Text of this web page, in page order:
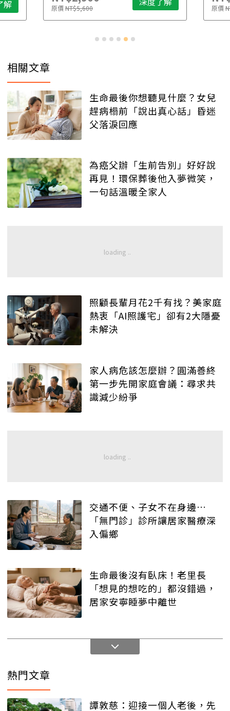
解 原價NT$5,600 原價
相關文章
生命最後你想聽見什麼？女兒
趕病榻前「說出真心話」昏迷
父落淚回應
為癌父辦「生前告別」好好說
再見！環保葬後他入夢微笑，
一句話溫暖全家人
照顧長輩月花2千有找？美家庭
熱衷「AI照護宅」卻有2大隱憂
未解決
家人病危該怎麼辦？圓滿善終
第一步先開家庭會議：尋求共
識減少紛爭
交通不便、子女不在身邊…
「無門診」診所讓居家醫療深
入偏鄉
生命最後沒有臥床！老里長
「想見的想吃的」都沒錯過，
居家安寧睡夢中離世
熱門文章
譚敦慈：迎接一個人老後，先